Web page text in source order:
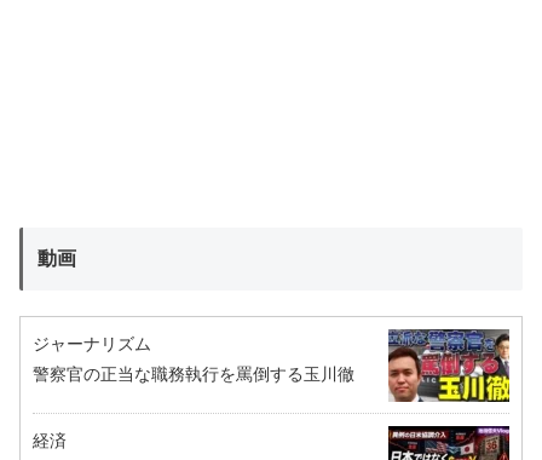
動画
ジャーナリズム
警察官の正当な職務執行を罵倒する玉川徹
経済